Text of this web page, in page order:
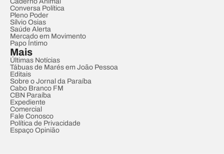
Conversa Política
Pleno Poder
Sílvio Osias
Saúde Alerta
Mercado em Movimento
Papo Íntimo
Mais
Últimas Notícias
Tábuas de Marés em João Pessoa
Editais
Sobre o Jornal da Paraíba
Cabo Branco FM
CBN Paraíba
Expediente
Comercial
Fale Conosco
Política de Privacidade
Espaço Opinião